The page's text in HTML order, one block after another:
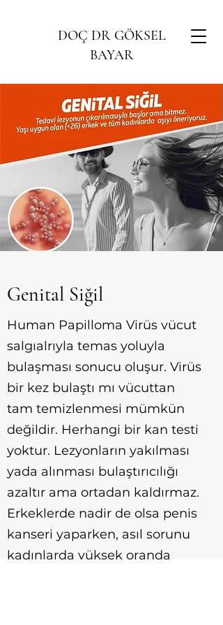
DOÇ DR GÖKSEL
BAYAR
Genital Siğil
Human Papilloma Virüs vücut
salgıalrıyla temas yoluyla
bulaşması sonucu oluşur. Virüs
bir kez bulaştı mı vücuttan
tam temizlenmesi mümkün
değildir. Herhangi bir kan testi
yoktur. Lezyonların yakılması
yada alınması bulaştırıcılığı
azaltır ama ortadan kaldırmaz.
Erkeklerde nadir de olsa penis
kanseri yaparken, asıl sorunu
kadınlarda yüksek oranda